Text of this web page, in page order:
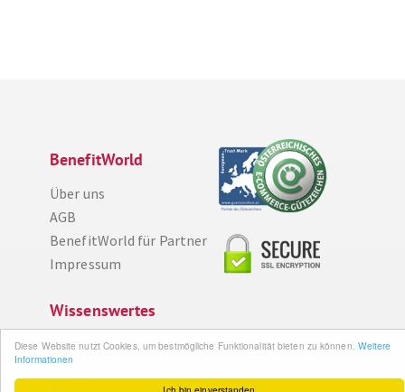
Diese Website nutzt Cookies, um bestmögliche Funktionalität bieten zu können. Weitere
Informationen
BenefitWorld
Über uns
AGB
BenefitWorld für Partner
Impressum
Wissenswertes
So funktioniert´s
Gut zu wissen